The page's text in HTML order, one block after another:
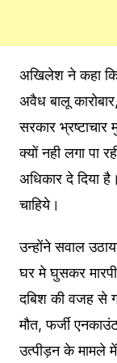
अखिलेश ने कहा कि
अवैध बालू
सरकार
क्यों नही लगा पा
अधिकार दे दिया
चाहिये।
उन्होंने सवाल
घर मे घुसकर
दबिश की वजह से
मौत, फर्जी
उत्पीड़न के मामले